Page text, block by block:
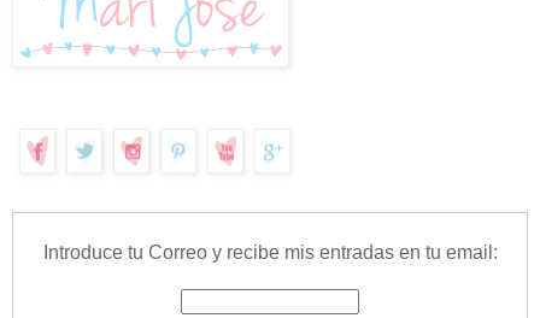
Introduce tu Correo y recibe mis entradas en tu email: